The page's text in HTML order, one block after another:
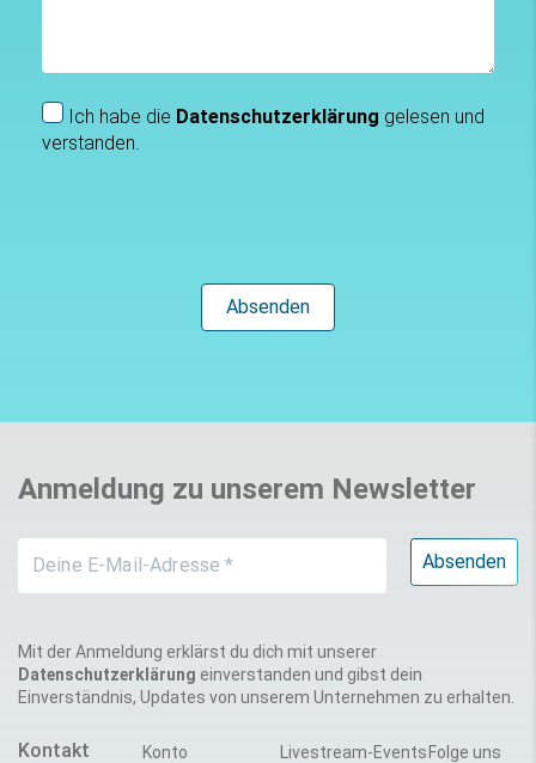
Ich habe die Datenschutzerklärung gelesen und
verstanden.
Anmeldung zu unserem Newsletter
Mit der Anmeldung erklärst du dich mit unserer
Datenschutzerklärung einverstanden und gibst dein
Einverständnis, Updates von unserem Unternehmen zu erhalten.
Kontakt Konto Livestream-Events Folge uns